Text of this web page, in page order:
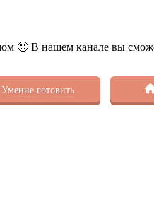
🙂 В нашем канале вы
Умение готовить